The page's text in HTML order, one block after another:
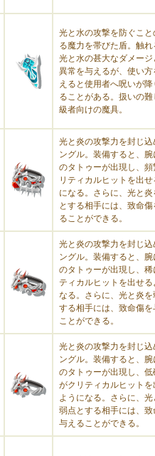
光と水の攻撃を防ぐこと
る魔力を帯びた盾。触れ
光と水の甚大なダメージ
異常を与えるが、使い方
えると使用者へ呪いが
ることがある。扱いの難
級者向けの魔具。
光と炎の攻撃力を封じ込
ングル。装備すると、腕
のタトゥーが出現し、頻
リティカルヒットを出
になる。さらに、光と炎
とする相手には、致命
ることができる。
光と炎の攻撃力を封じ込
ングル。装備すると、腕
のタトゥーが出現し、稀
ティカルヒットを出せる
なる。さらに、光と炎を
する相手には、致命傷を
ことができる。
光と炎の攻撃力を封じ込
ングル。装備すると、腕
のタトゥーが出現し、低
がクリティカルヒットを
ようになる。さらに、光
弱点とする相手には、致
与えることができる。